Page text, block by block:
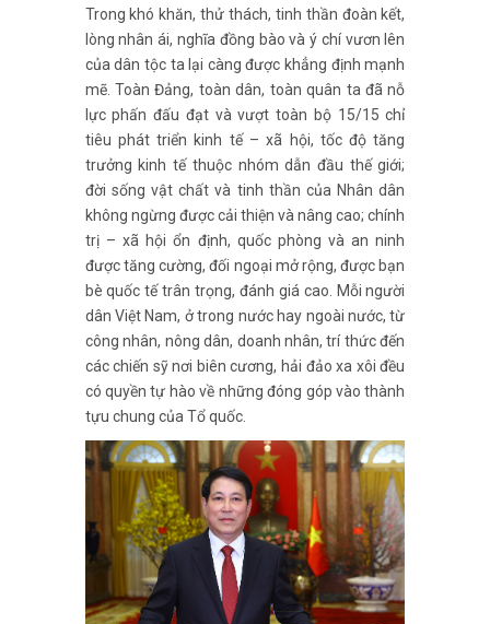
Trong khó khăn, thử thách, tinh thần đoàn kết,
lòng nhân ái, nghĩa đồng bào và ý chí vươn lên
của dân tộc ta lại càng được khẳng định mạnh
mẽ. Toàn Đảng, toàn dân, toàn quân ta đã nỗ
lực phấn đấu đạt và vượt toàn bộ 15/15 chỉ
tiêu phát triển kinh tế – xã hội, tốc độ tăng
trưởng kinh tế thuộc nhóm dẫn đầu thế giới;
đời sống vật chất và tinh thần của Nhân dân
không ngừng được cải thiện và nâng cao; chính
trị – xã hội ổn định, quốc phòng và an ninh
được tăng cường, đối ngoại mở rộng, được bạn
bè quốc tế trân trọng, đánh giá cao. Mỗi người
dân Việt Nam, ở trong nước hay ngoài nước, từ
công nhân, nông dân, doanh nhân, trí thức đến
các chiến sỹ nơi biên cương, hải đảo xa xôi đều
có quyền tự hào về những đóng góp vào thành
tựu chung của Tổ quốc.